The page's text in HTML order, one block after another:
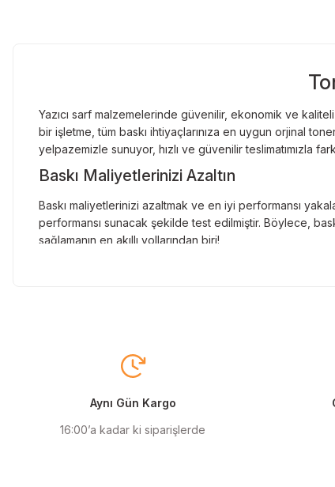
Yazıcı sarf malzemelerinde güvenilir, ekonomik ve
bir işletme, tüm baskı ihtiyaçlarınıza en uygun orjinal
yelpazemizle sunuyor, hızlı ve güvenilir teslimatımızla
Baskı Maliyetlerinizi Azaltın
Baskı maliyetlerinizi azaltmak ve en iyi performansı
performansı sunacak şekilde test edilmiştir. Böylece,
sağlamanın en akıllı yollarından biri!
Maliyetleri düşürmek isteyen kullanıcılar için muadil
Orjinal Mürekkep ile Canlı Baskılar
Aynı Gün Kargo
16:00’a kadar ki siparişlerde